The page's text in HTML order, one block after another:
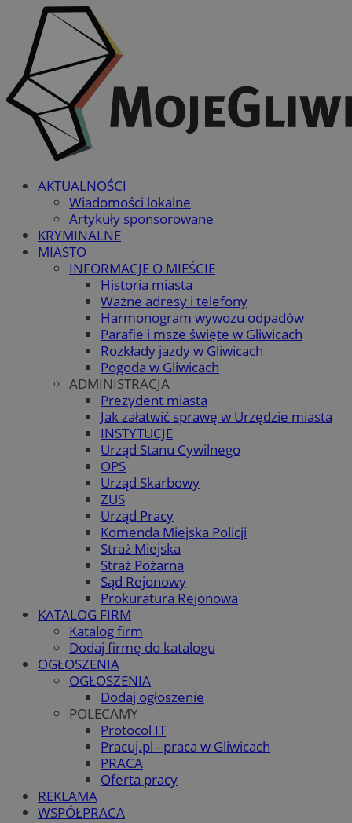
AKTUALNOŚCI
Wiadomości lokalne
Artykuły sponsorowane
KRYMINALNE
MIASTO
INFORMACJE O MIEŚCIE
Historia miasta
Ważne adresy i telefony
Harmonogram wywozu odpadów
Parafie i msze święte w Gliwicach
Rozkłady jazdy w Gliwicach
Pogoda w Gliwicach
ADMINISTRACJA
Prezydent miasta
Jak załatwić sprawę w Urzędzie miasta
INSTYTUCJE
Urząd Stanu Cywilnego
OPS
Urząd Skarbowy
ZUS
Urząd Pracy
Komenda Miejska Policji
Straż Miejska
Straż Pożarna
Sąd Rejonowy
Prokuratura Rejonowa
KATALOG FIRM
Katalog firm
Dodaj firmę do katalogu
OGŁOSZENIA
OGŁOSZENIA
Dodaj ogłoszenie
POLECAMY
Protocol IT
Pracuj.pl - praca w Gliwicach
PRACA
Oferta pracy
REKLAMA
WSPÓŁPRACA